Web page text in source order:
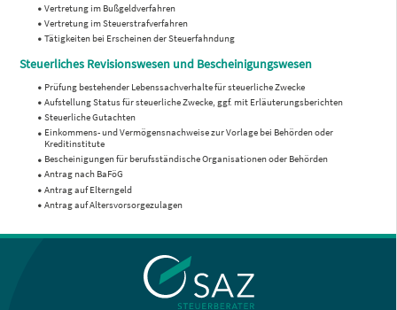
Vertretung im Bußgeldverfahren
Vertretung im Steuerstrafverfahren
Tätigkeiten bei Erscheinen der Steuerfahndung
Steuerliches Revisionswesen und Bescheinigungswesen
Prüfung bestehender Lebenssachverhalte für steuerliche Zwecke
Aufstellung Status für steuerliche Zwecke, ggf. mit Erläuterungsberichten
Steuerliche Gutachten
Einkommens- und Vermögensnachweise zur Vorlage bei Behörden oder
Kreditinstitute
Bescheinigungen für berufsständische Organisationen oder Behörden
Antrag nach BaFöG
Antrag auf Elterngeld
Antrag auf Altersvorsorgezulagen